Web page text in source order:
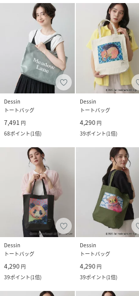
Dessin
トートバッグ
7,491 円
68ポイント(1倍)
Dessin
トートバッグ
4,290 円
39ポイント(1倍)
Dessin
トートバッグ
4,290 円
39ポイント(1倍)
Dessin
トートバッグ
4,290 円
39ポイント(1倍)